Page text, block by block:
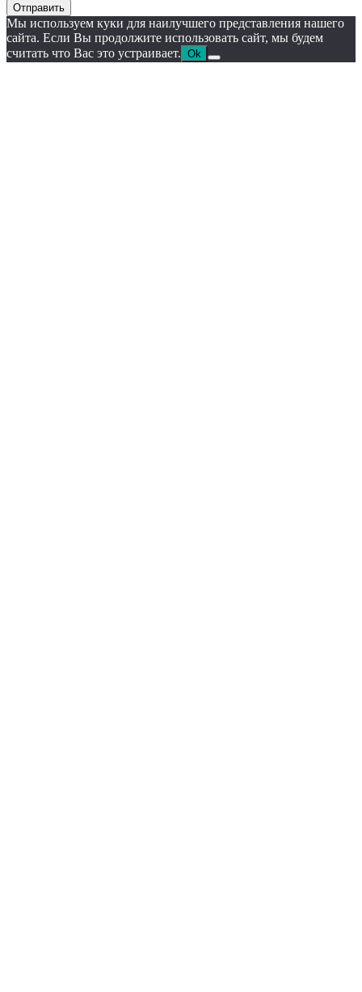
Отправить
Мы используем куки для наилучшего представления нашего
сайта. Если Вы продолжите использовать сайт, мы будем
считать что Вас это устраивает. Ok